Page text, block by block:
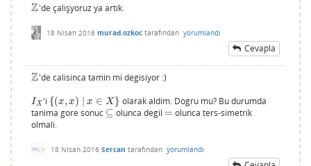
Z
Z 'de çalışyoruz ya artık.
18 Nisan 2016 murad.ozkoc tarafından yorumlandı
Cevapla
Z
Z 'de calisinca tamin mi degisiyor :)
I X
IX 'i {(x, x) x ∈ X}
{(x,x)|x∈ X}
olarak aldim. Dogru mu? Bu durumda
tanima gore sonuc ⊆
⊆ olunca degil =
= olunca ters-simetrik
olmali.
18 Nisan 2016 Sercan tarafından yorumlandı